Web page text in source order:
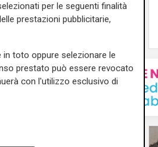
per le seguenti finalità
prestazioni pubblicitarie,
toto oppure selezionare le
prestato può essere revocato
con l'utilizzo esclusivo di